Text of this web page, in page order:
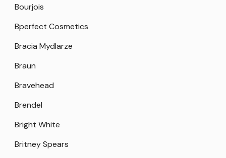
Bourjois
Bperfect Cosmetics
Bracia Mydlarze
Braun
Bravehead
Brendel
Bright White
Britney Spears